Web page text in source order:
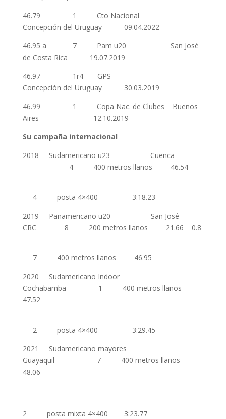
46.79 1 Cto Nacional
Concepción del Uruguay 09.04.2022
46.95 a 7 Pam u20 San José
de Costa Rica 19.07.2019
46.97 1r4 GPS
Concepción del Uruguay 30.03.2019
46.99 1 Copa Nac. de Clubes Buenos
Aires 12.10.2019
Su campaña internacional
2018 Sudamericano u23 Cuenca
4 400 metros llanos 46.54
4 posta 4×400 3:18.23
2019 Panamericano u20 San José
CRC 8 200 metros llanos 21.66 0.8
7 400 metros llanos 46.95
2020 Sudamericano Indoor
Cochabamba 1 400 metros llanos
47.52
2 posta 4×400 3:29.45
2021 Sudamericano mayores
Guayaquil 7 400 metros llanos
48.06
2 posta mixta 4×400 3:23.77